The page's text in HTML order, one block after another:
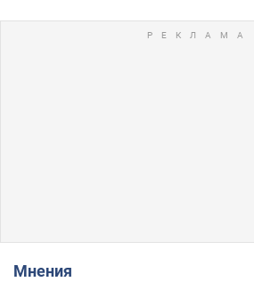
Мнения